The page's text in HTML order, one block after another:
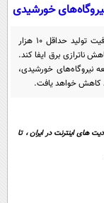
خورشیدی
مدیرعامل شرکت توزیع برق استان تهران: استان تهران ظرفیت تولید حداقل ۱۰ هزار
ناترازی برق ایفا کند.
نیروگاه‌های خورشیدی،
های اینترنت در ایران ، تا